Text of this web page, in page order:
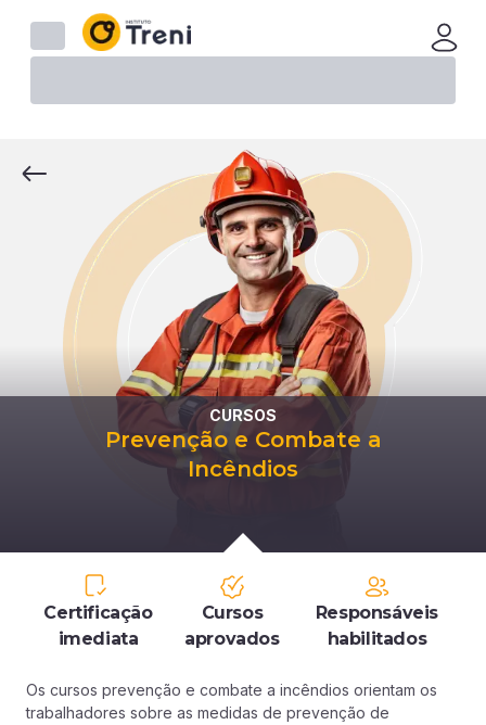
CURSOS
Prevenção e Combate a
Incêndios
Certificação
imediata
Cursos
aprovados
Responsáveis
habilitados
Os cursos prevenção e combate a incêndios orientam os
trabalhadores sobre as medidas de prevenção de